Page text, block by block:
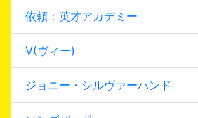
依頼：英才アカデミー
V(ヴィー)
ジョニー・シルヴァーハンド